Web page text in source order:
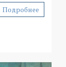
Подробнее